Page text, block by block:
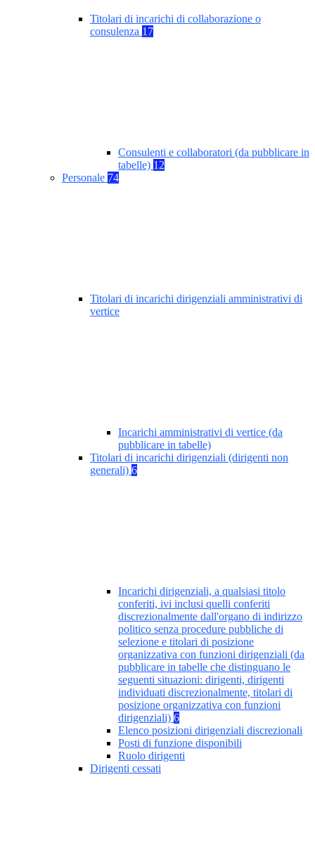
Titolari di incarichi di collaborazione o
consulenza 17
Consulenti e collaboratori (da pubblicare in
tabelle) 12
Personale 74
Titolari di incarichi dirigenziali amministrativi di
vertice
Incarichi amministrativi di vertice (da
pubblicare in tabelle)
Titolari di incarichi dirigenziali (dirigenti non
generali) 6
Incarichi dirigenziali, a qualsiasi titolo
conferiti, ivi inclusi quelli conferiti
discrezionalmente dall'organo di indirizzo
politico senza procedure pubbliche di
selezione e titolari di posizione
organizzativa con funzioni dirigenziali (da
pubblicare in tabelle che distinguano le
seguenti situazioni: dirigenti, dirigenti
individuati discrezionalmente, titolari di
posizione organizzativa con funzioni
dirigenziali) 6
Elenco posizioni dirigenziali discrezionali
Posti di funzione disponibili
Ruolo dirigenti
Dirigenti cessati